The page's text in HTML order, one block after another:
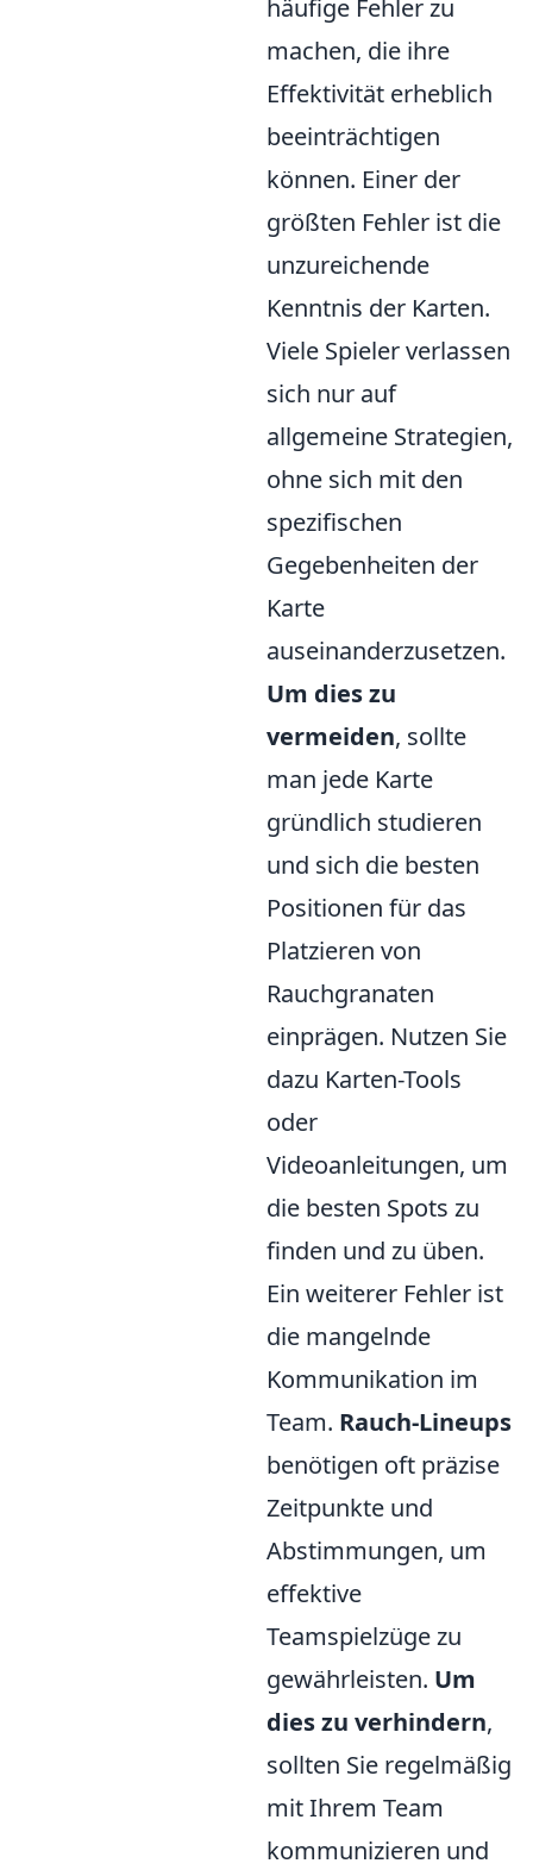
häufige Fehler zu
machen, die ihre
Effektivität erheblich
beeinträchtigen
können. Einer der
größten Fehler ist die
unzureichende
Kenntnis der Karten.
Viele Spieler verlassen
sich nur auf
allgemeine Strategien,
ohne sich mit den
spezifischen
Gegebenheiten der
Karte
auseinanderzusetzen.
Um dies zu
vermeiden, sollte
man jede Karte
gründlich studieren
und sich die besten
Positionen für das
Platzieren von
Rauchgranaten
einprägen. Nutzen Sie
dazu Karten-Tools
oder
Videoanleitungen, um
die besten Spots zu
finden und zu üben.
Ein weiterer Fehler ist
die mangelnde
Kommunikation im
Team. Rauch-Lineups
benötigen oft präzise
Zeitpunkte und
Abstimmungen, um
effektive
Teamspielzüge zu
gewährleisten. Um
dies zu verhindern,
sollten Sie regelmäßig
mit Ihrem Team
kommunizieren und